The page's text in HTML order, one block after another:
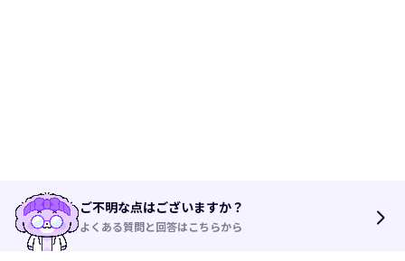
ご不明な点はございますか？
よくある質問と回答はこちらから arrow_forward_ios